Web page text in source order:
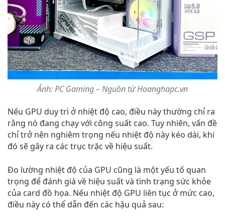
Ảnh: PC Gaming – Nguồn từ Hoanghapc.vn
Nếu GPU duy trì ở nhiệt độ cao, điều này thường chỉ ra
rằng nó đang chạy với công suất cao. Tuy nhiên, vấn đề
chỉ trở nên nghiêm trọng nếu nhiệt độ này kéo dài, khi
đó sẽ gây ra các trục trặc về hiệu suất.
Đo lường nhiệt độ của GPU cũng là một yếu tố quan
trọng để đánh giá về hiệu suất và tình trạng sức khỏe
của card đồ họa. Nếu nhiệt độ GPU liên tục ở mức cao,
điều này có thể dẫn đến các hậu quả sau: